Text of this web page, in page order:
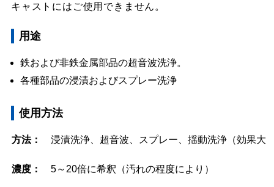
キャストにはご使用できません。
用途
鉄および非鉄金属部品の超音波洗浄。
各種部品の浸漬およびスプレー洗浄
使用方法
方法： 浸漬洗浄、超音波、スプレー、揺動洗浄（効果大
濃度： 5～20倍に希釈（汚れの程度により）